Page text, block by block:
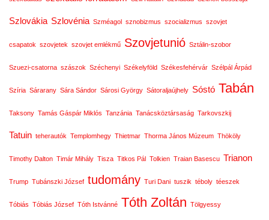
Szlovákia Szlovénia Szméagol sznobizmus szocializmus szovjet
csapatok szovjetek szovjet emlékmű Szovjetunió Sztálin-szobor
Szuezi-csatorna szászok Széchenyi Székelyföld Székesfehérvár Szélpál Árpád
Szíria Sárarany Sára Sándor Sárosi György Sátoraljaújhely Sóstó Tabán
Taksony Tamás Gáspár Miklós Tanzánia Tanácsköztársaság Tarkovszkij
Tatuin teherautók Templomhegy Thietmar Thorma János Múzeum Thököly
Timothy Dalton Timár Mihály Tisza Titkos Pál Tolkien Traian Basescu Trianon
Trump Tubánszki József tudomány Turi Dani tuszik téboly téeszek
Tóbiás Tóbiás József Tóth Istvánné Tóth Zoltán Tölgyessy